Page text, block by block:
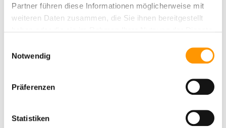
Partner führen diese Informationen möglicherweise mit
weiteren Daten zusammen, die Sie ihnen bereitgestellt
Notwendig
Präferenzen
Statistiken
Dokument verwenden
Dieser Download ist nur für Mitglieder